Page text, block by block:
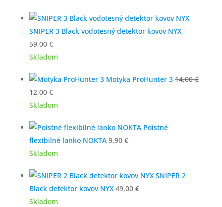
9,50 €.2,00 €.
SNIPER 3 Black vodotesný detektor kovov NYX
59,00 €
Skladom
Motyka ProHunter 3 14,00€
Pôvodná
cena
14,00 €.
12,00 €Aktuálna
cena
12,00 €.
Skladom
Poistné
flexibilné lanko NOKTA 9,90 €
Skladom
SNIPER 2
Black detektor kovov NYX 49,00 €
Skladom